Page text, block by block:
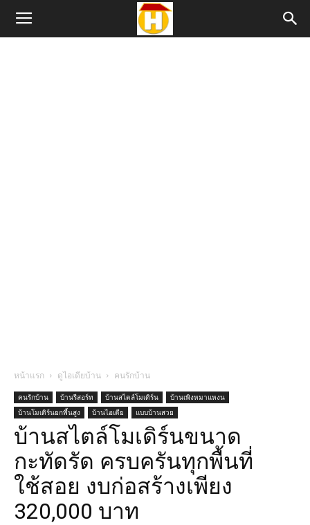
หน้าแรก ดูไอเดียบ้าน คนรักบ้าน
คนรักบ้าน บ้านรีสอร์ท บ้านสไตล์โมเดิร์น
บ้านเพิงหมาแหงน
บ้านโมเดิร์นยกพื้นสูง
บ้านไอเดีย แบบบ้านสวย
บ้านสไตล์โมเดิร์นขนาด
กะทัดรัด ครบครันทุกพื้นที่
ใช้สอย งบก่อสร้างเพียง
320,000 บาท